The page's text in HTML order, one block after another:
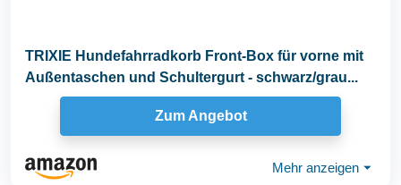
TRIXIE Hundefahrradkorb Front-Box für vorne mit
Außentaschen und Schultergurt - schwarz/grau...
Zum Angebot
Mehr anzeigen ⏷